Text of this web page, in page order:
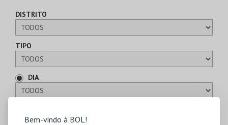
Bem-vindo à BOL!
DISTRITO
TIPO
DIA